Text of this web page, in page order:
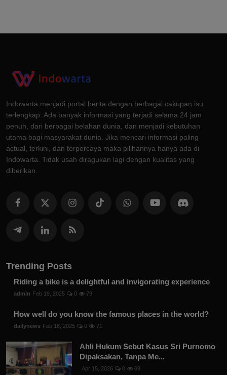
Indowarta menjadi portal berita dengan berbagai cakupan isu
terlengkap. Ada banyak informasi yang terjadi selama 24 jam
penuh, dari berbagai belahan dunia, dan menjadi kebutuhan
utama bagi masyarakat dunia. Jika mencari informasi paling
actual, terkini, dan terpercaya maka pilihannya hanya ada di
Indowarta. Tidak usah diragukan lagi dengan kualitas yang
diberikan.
Trending Posts
Riding a bike is a delightful and invigorating experience
admin Feb 19, 2025 0 79
How well do you know the famous places in the world?
dailynews Feb 18, 2025 0 71
Ahli Hukum Sebut Kasus Sri Purnomo
Dipaksakan, Tanpa Me...
Apr 15, 2026 0 69